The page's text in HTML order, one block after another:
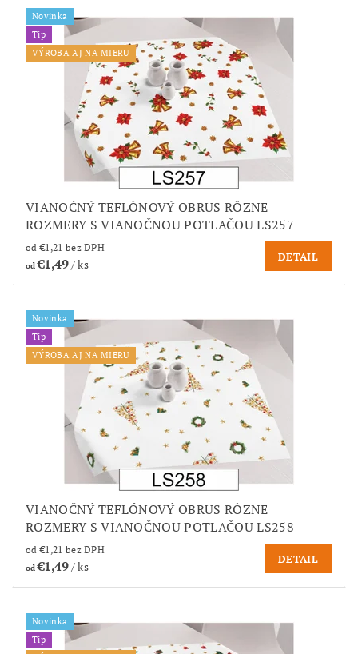
Novinka
Tip
VÝROBA AJ NA MIERU
VIANOČNÝ TEFLÓNOVÝ OBRUS RÔZNE
ROZMERY S VIANOČNOU POTLAČOU LS257
od €1,21 bez DPH
od€1,49/ ks
DETAIL
Novinka
Tip
VÝROBA AJ NA MIERU
VIANOČNÝ TEFLÓNOVÝ OBRUS RÔZNE
ROZMERY S VIANOČNOU POTLAČOU LS258
od €1,21 bez DPH
od€1,49/ ks
DETAIL
Novinka
Tip